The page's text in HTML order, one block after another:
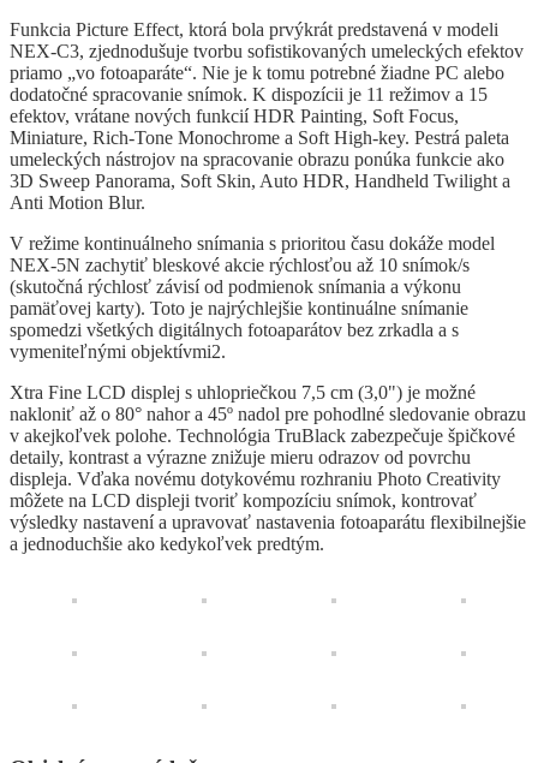
Funkcia Picture Effect, ktorá bola prvýkrát predstavená v modeli
NEX-C3, zjednodušuje tvorbu sofistikovaných umeleckých efektov
priamo „vo fotoaparáte“. Nie je k tomu potrebné žiadne PC alebo
dodatočné spracovanie snímok. K dispozícii je 11 režimov a 15
efektov, vrátane nových funkcií HDR Painting, Soft Focus,
Miniature, Rich-Tone Monochrome a Soft High-key. Pestrá paleta
umeleckých nástrojov na spracovanie obrazu ponúka funkcie ako
3D Sweep Panorama, Soft Skin, Auto HDR, Handheld Twilight a
Anti Motion Blur.
V režime kontinuálneho snímania s prioritou času dokáže model
NEX-5N zachytiť bleskové akcie rýchlosťou až 10 snímok/s
(skutočná rýchlosť závisí od podmienok snímania a výkonu
pamäťovej karty). Toto je najrýchlejšie kontinuálne snímanie
spomedzi všetkých digitálnych fotoaparátov bez zrkadla a s
vymeniteľnými objektívmi2.
Xtra Fine LCD displej s uhlopriečkou 7,5 cm (3,0") je možné
nakloniť až o 80° nahor a 45º nadol pre pohodlné sledovanie obrazu
v akejkoľvek polohe. Technológia TruBlack zabezpečuje špičkové
detaily, kontrast a výrazne znižuje mieru odrazov od povrchu
displeja. Vďaka novému dotykovému rozhraniu Photo Creativity
môžete na LCD displeji tvoriť kompozíciu snímok, kontrovať
výsledky nastavení a upravovať nastavenia fotoaparátu flexibilnejšie
a jednoduchšie ako kedykoľvek predtým.